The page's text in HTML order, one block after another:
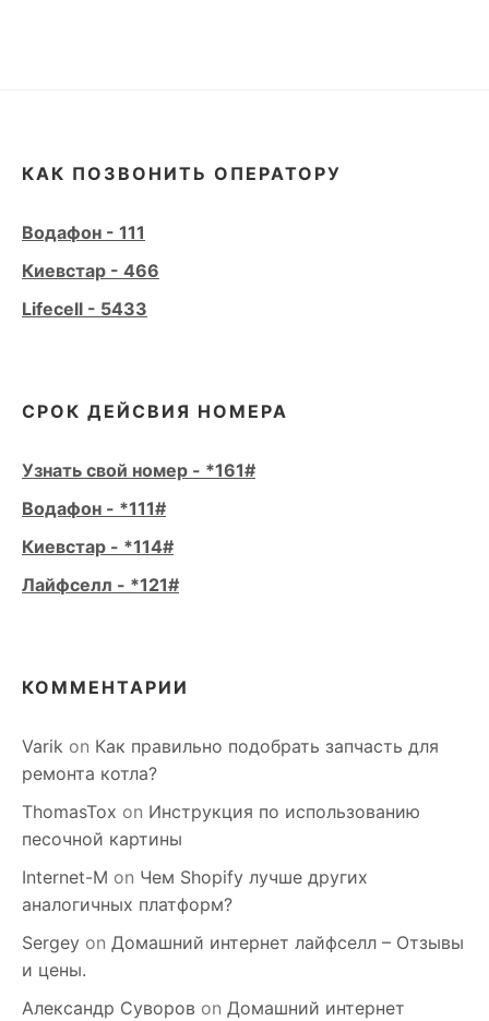
КАК ПОЗВОНИТЬ ОПЕРАТОРУ
Водафон - 111
Киевстар - 466
Lifecell - 5433
СРОК ДЕЙСВИЯ НОМЕРА
Узнать свой номер - *161#
Водафон - *111#
Киевстар - *114#
Лайфселл - *121#
КОММЕНТАРИИ
Varik on Как правильно подобрать запчасть для
ремонта котла?
ThomasTox on Инструкция по использованию
песочной картины
Internet-M on Чем Shopify лучше других
аналогичных платформ?
Sergey on Домашний интернет лайфселл – Отзывы
и цены.
Александр Суворов on Домашний интернет